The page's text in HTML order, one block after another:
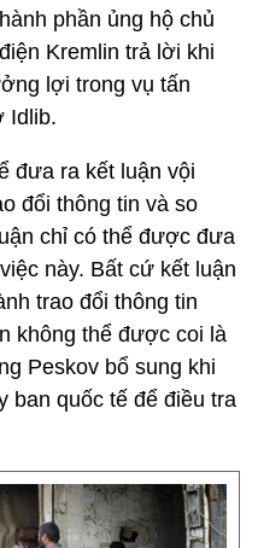
phần ủng hộ chủ
Kremlin trả lời khi
lợi trong vụ tấn
Idlib.
đưa ra kết luận vội
đổi thông tin và so
chỉ có thể được đưa
này. Bất cứ kết luận
trao đổi thông tin
không thể được coi là
Peskov bổ sung khi
ban quốc tế để điều tra